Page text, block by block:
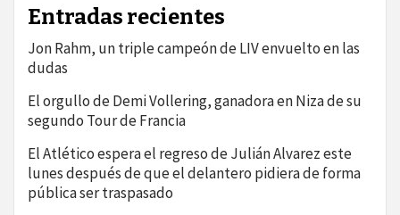
Entradas recientes
Jon Rahm, un triple campeón de LIV envuelto en las
dudas
El orgullo de Demi Vollering, ganadora en Niza de su
segundo Tour de Francia
El Atlético espera el regreso de Julián Alvarez este
lunes después de que el delantero pidiera de forma
pública ser traspasado